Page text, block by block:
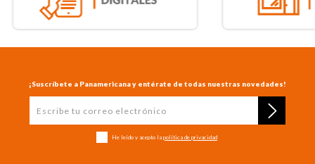
¡Suscríbete a Panamericana y entérate de todas nuestras novedades!
He leído y acepto la política de privacidad